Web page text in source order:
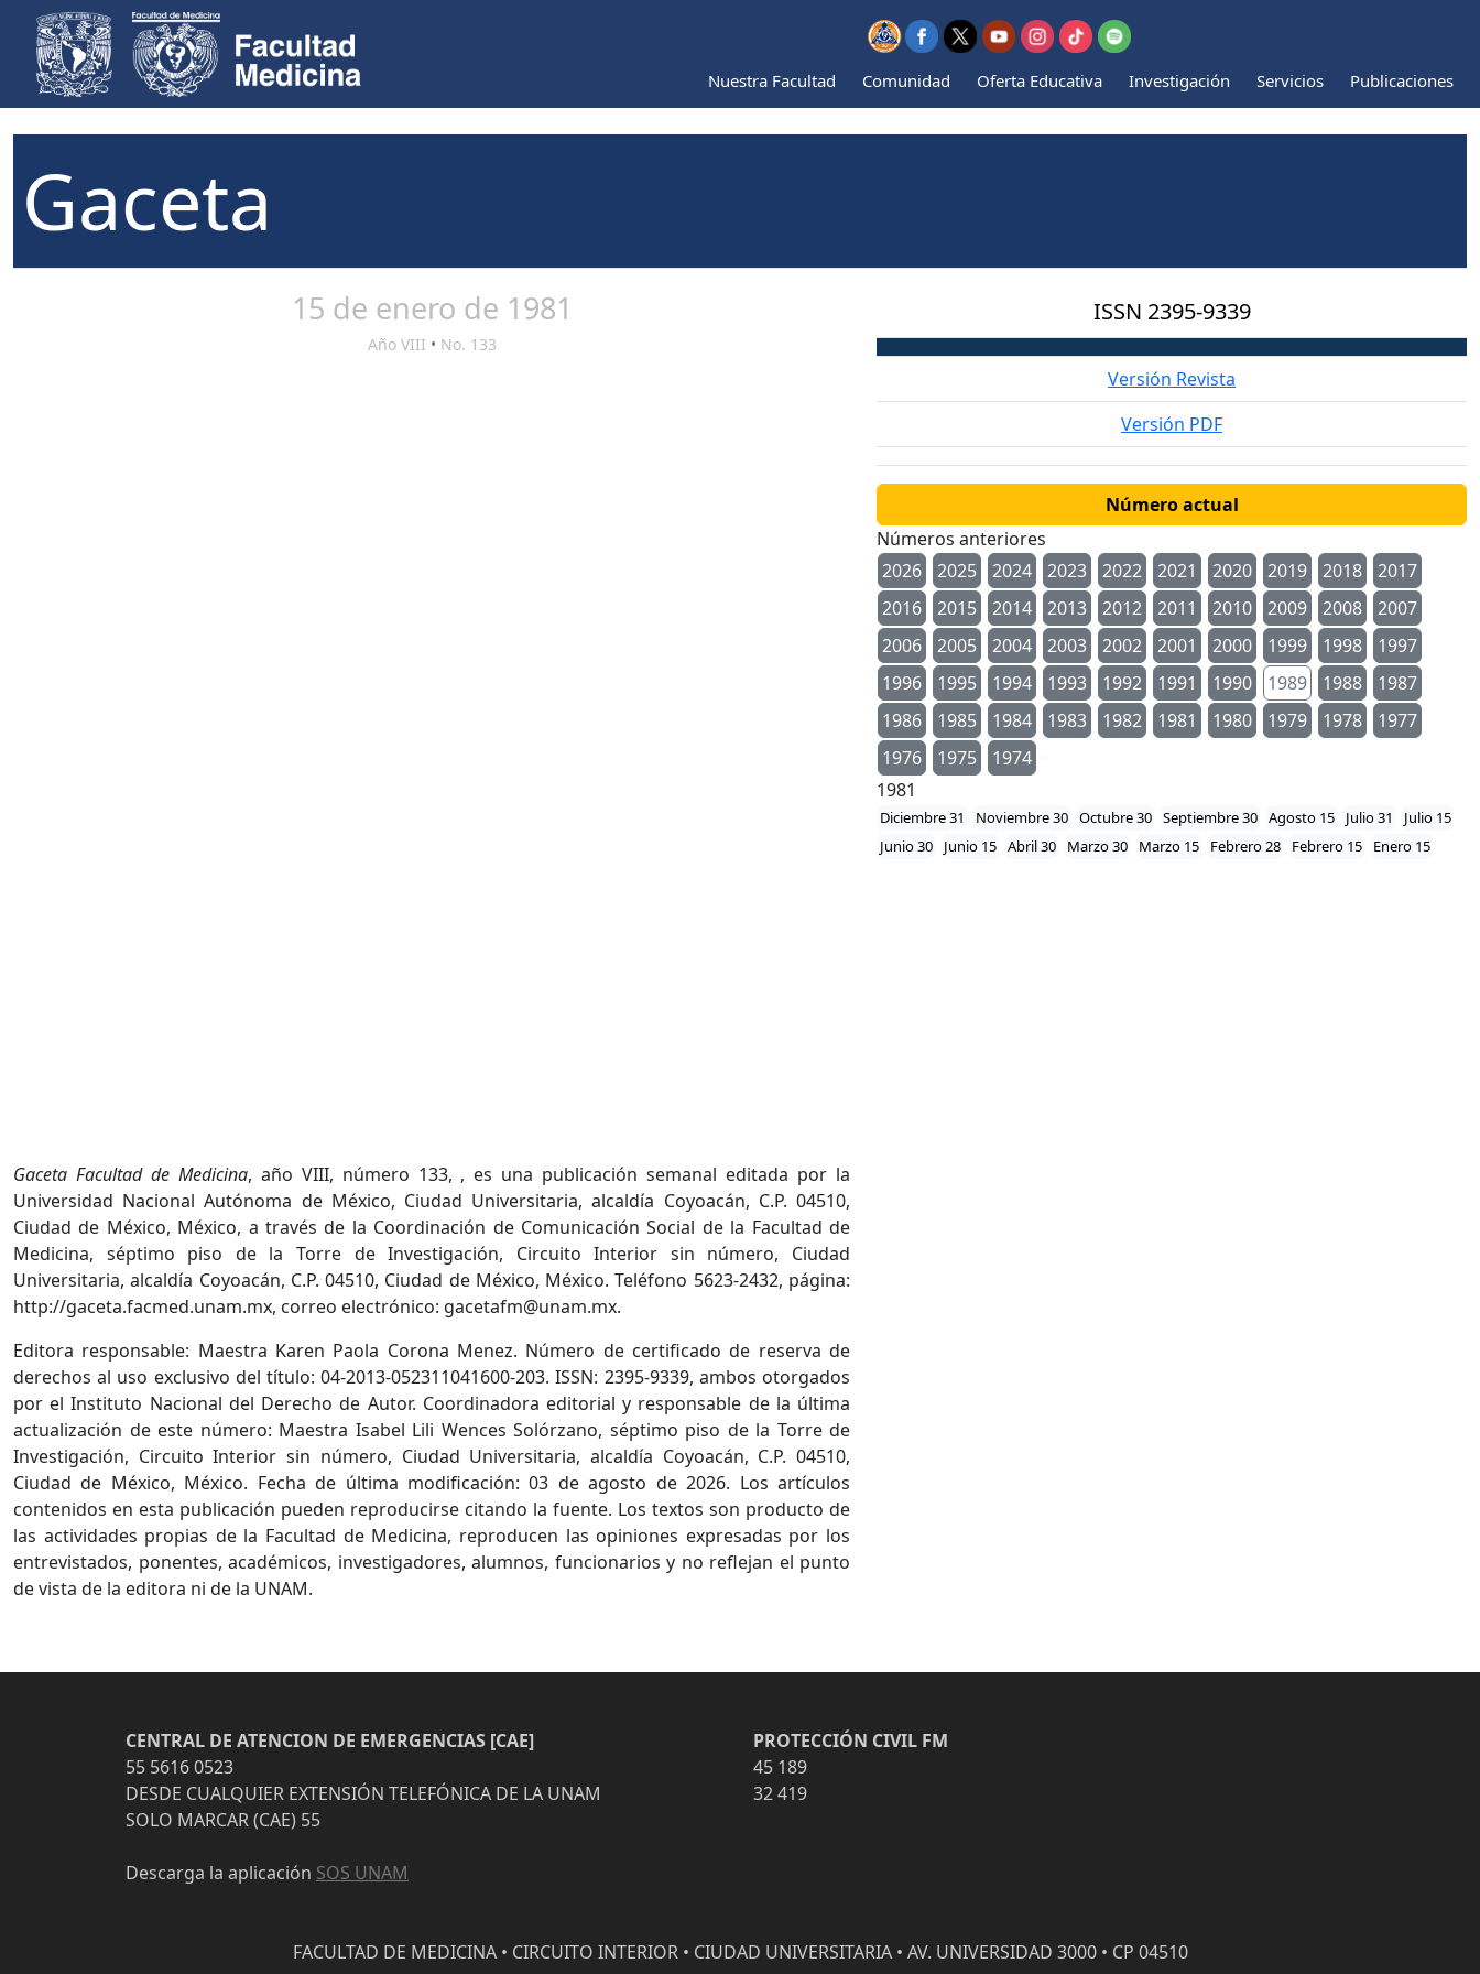
Nuestra Facultad Comunidad Oferta Educativa Investigación Servicios Publicaciones
Gaceta
15 de enero de 1981
Año VIII • No. 133
Gaceta Facultad de Medicina, año VIII, número 133, , es una publicación semanal editada por la
Universidad Nacional Autónoma de México, Ciudad Universitaria, alcaldía Coyoacán, C.P. 04510,
Ciudad de México, México, a través de la Coordinación de Comunicación Social de la Facultad de
Medicina, séptimo piso de la Torre de Investigación, Circuito Interior sin número, Ciudad
Universitaria, alcaldía Coyoacán, C.P. 04510, Ciudad de México, México. Teléfono 5623-2432, página:
http://gaceta.facmed.unam.mx, correo electrónico: gacetafm@unam.mx.
Editora responsable: Maestra Karen Paola Corona Menez. Número de certificado de reserva de
derechos al uso exclusivo del título: 04-2013-052311041600-203. ISSN: 2395-9339, ambos otorgados
por el Instituto Nacional del Derecho de Autor. Coordinadora editorial y responsable de la última
actualización de este número: Maestra Isabel Lili Wences Solórzano, séptimo piso de la Torre de
Investigación, Circuito Interior sin número, Ciudad Universitaria, alcaldía Coyoacán, C.P. 04510,
Ciudad de México, México. Fecha de última modificación: 03 de agosto de 2026. Los artículos
contenidos en esta publicación pueden reproducirse citando la fuente. Los textos son producto de
las actividades propias de la Facultad de Medicina, reproducen las opiniones expresadas por los
entrevistados, ponentes, académicos, investigadores, alumnos, funcionarios y no reflejan el punto
de vista de la editora ni de la UNAM.
ISSN 2395-9339
Versión Revista
Versión PDF
Número actual
Números anteriores
2026
2025 2024 2023 2022 2021 2020 2019 2018
2017
2016
2015 2014 2013 2012 2011 2010 2009 2008
2007
2006
2005 2004 2003 2002 2001 2000 1999 1998
1997
1996
1995 1994 1993 1992 1991 1990 1989 1988
1987
1986
1985 1984 1983 1982 1981 1980 1979 1978
1977
1976
1975
1974
1981
Diciembre 31 Noviembre 30 Octubre 30 Septiembre 30 Agosto 15 Julio 31
Julio 15
Junio 30
Junio 15 Abril 30 Marzo 30 Marzo 15 Febrero 28 Febrero 15 Enero 15
CENTRAL DE ATENCION DE EMERGENCIAS [CAE]
55 5616 0523
DESDE CUALQUIER EXTENSIÓN TELEFÓNICA DE LA UNAM
SOLO MARCAR (CAE) 55
Descarga la aplicación SOS UNAM
PROTECCIÓN CIVIL FM
45 189
32 419
FACULTAD DE MEDICINA • CIRCUITO INTERIOR • CIUDAD UNIVERSITARIA • AV. UNIVERSIDAD 3000 • CP 04510